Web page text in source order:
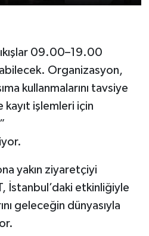
09.00–19.00
Organizasyon,
kullanmalarını tavsiye
işlemleri için
yakın ziyaretçiyi
İstanbul’daki etkinliğiyle
geleceğin dünyasıyla